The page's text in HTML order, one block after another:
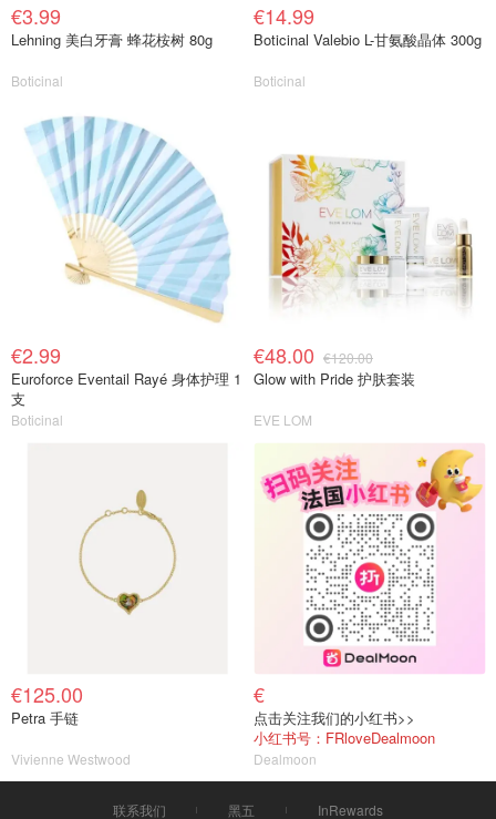
€3.99
Lehning 美白牙膏 蜂花桉树 80g
Boticinal
€14.99
Boticinal Valebio L-甘氨酸晶体 300g
Boticinal
€2.99
Euroforce Eventail Rayé 身体护理 1
支
Boticinal
€48.00 €120.00
Glow with Pride 护肤套装
EVE LOM
€125.00
Petra 手链
Vivienne Westwood
€
点击关注我们的小红书>>
小红书号：FRloveDealmoon
Dealmoon
联系我们 黑五 InRewards